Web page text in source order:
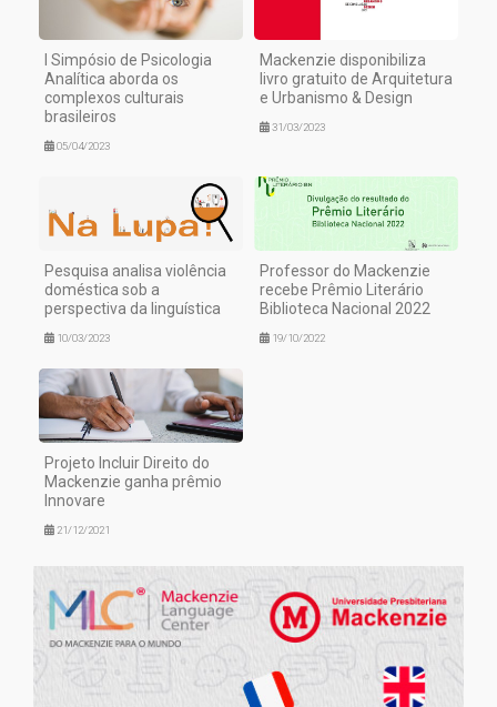
I Simpósio de Psicologia
Analítica aborda os
complexos culturais
brasileiros
05/04/2023
Mackenzie disponibiliza
livro gratuito de Arquitetura
e Urbanismo & Design
31/03/2023
Pesquisa analisa violência
doméstica sob a
perspectiva da linguística
10/03/2023
Professor do Mackenzie
recebe Prêmio Literário
Biblioteca Nacional 2022
19/10/2022
Projeto Incluir Direito do
Mackenzie ganha prêmio
Innovare
21/12/2021